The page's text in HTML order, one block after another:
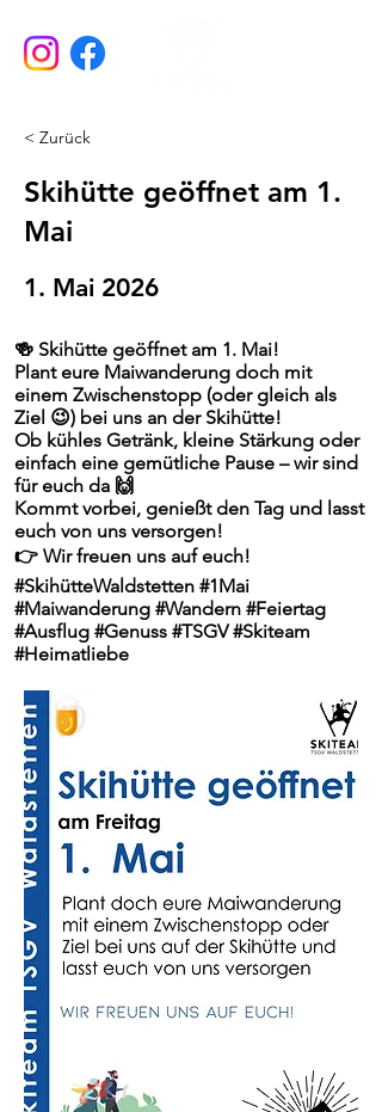
< Zurück
Skihütte geöffnet am 1.
Mai
1. Mai 2026
🍻 Skihütte geöffnet am 1. Mai!
Plant eure Maiwanderung doch mit
einem Zwischenstopp (oder gleich als
Ziel 😉) bei uns an der Skihütte!
Ob kühles Getränk, kleine Stärkung oder
einfach eine gemütliche Pause – wir sind
für euch da 🙌
Kommt vorbei, genießt den Tag und lasst
euch von uns versorgen!
👉 Wir freuen uns auf euch!
#SkihütteWaldstetten #1Mai
#Maiwanderung #Wandern #Feiertag
#Ausflug #Genuss #TSGV #Skiteam
#Heimatliebe